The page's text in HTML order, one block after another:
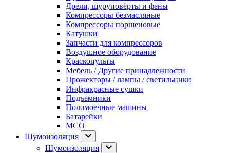
Дрели, шуруповёрты и фены
Компрессоры безмасляные
Компрессоры поршеновые
Катушки
Запчасти для компрессоров
Воздушное оборудование
Краскопульты
Мебель / Другие принадлежности
Прожекторы / лампы / светильники
Инфракрасные сушки
Подъемники
Поломоечные машины
Батарейки
МСО
Шумоизоляция
Шумоизоляция